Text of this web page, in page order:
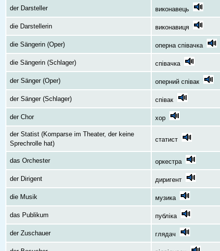
der Darsteller виконавець
die Darstellerin виконавиця
die Sängerin (Oper) оперна співачка
die Sängerin (Schlager) співачка
der Sänger (Oper) оперний співак
der Sänger (Schlager) співак
der Chor хор
der Statist (Komparse im Theater, der keine
Sprechrolle hat)
статист
das Orchester оркестра
der Dirigent диригент
die Musik музика
das Publikum публіка
der Zuschauer глядач